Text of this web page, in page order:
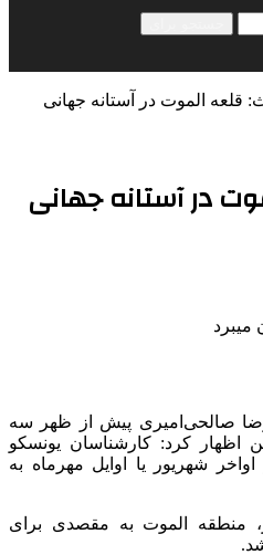
قلعه الموت در آستانه جهانی
در آستانه جهانی
صالحی‌امیری پیش از ظهر سه
اظهار کرد: کارشناسان یونسکو
شهریور یا اوایل مهرماه به
منطقه الموت به مقصدی برای